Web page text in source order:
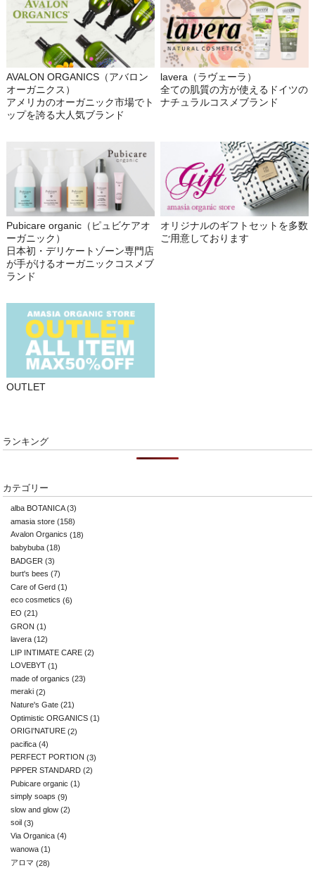
AVALON ORGANICS（アバロン
オーガニクス）
アメリカのオーガニック市場でト
ップを誇る大人気ブランド
lavera（ラヴェーラ）
全ての肌質の方が使えるドイツの
ナチュラルコスメブランド
Pubicare organic（ピュビケアオ
ーガニック）
日本初・デリケートゾーン専門店
が手がけるオーガニックコスメブ
ランド
オリジナルのギフトセットを多数
ご用意しております
OUTLET
ランキング
カテゴリー
alba BOTANICA(3)
amasia store (158)
Avalon Organics (18)
babybuba (18)
BADGER (3)
burt's bees (7)
Care of Gerd (1)
eco cosmetics (6)
EO (21)
GRON (1)
lavera (12)
LIP INTIMATE CARE (2)
LOVEBYT (1)
made of organics (23)
meraki (2)
Nature's Gate (21)
Optimistic ORGANICS (1)
ORIGI'NATURE (2)
pacifica (4)
PERFECT PORTION (3)
PiPPER STANDARD (2)
Pubicare organic (1)
simply soaps (9)
slow and glow (2)
soil (3)
Via Organica (4)
wanowa (1)
アロマ (28)